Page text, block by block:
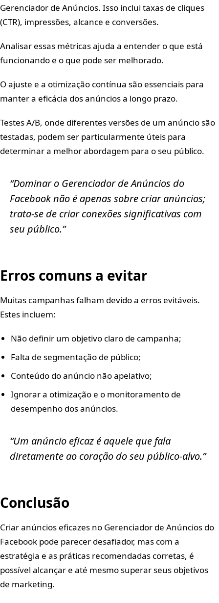
Gerenciador de Anúncios. Isso inclui taxas de cliques
(CTR), impressões, alcance e conversões.
Analisar essas métricas ajuda a entender o que está
funcionando e o que pode ser melhorado.
O ajuste e a otimização contínua são essenciais para
manter a eficácia dos anúncios a longo prazo.
Testes A/B, onde diferentes versões de um anúncio são
testadas, podem ser particularmente úteis para
determinar a melhor abordagem para o seu público.
“Dominar o Gerenciador de Anúncios do
Facebook não é apenas sobre criar anúncios;
trata-se de criar conexões significativas com
seu público.”
Erros comuns a evitar
Muitas campanhas falham devido a erros evitáveis.
Estes incluem:
Não definir um objetivo claro de campanha;
Falta de segmentação de público;
Conteúdo do anúncio não apelativo;
Ignorar a otimização e o monitoramento de
desempenho dos anúncios.
“Um anúncio eficaz é aquele que fala
diretamente ao coração do seu público-alvo.”
Conclusão
Criar anúncios eficazes no Gerenciador de Anúncios do
Facebook pode parecer desafiador, mas com a
estratégia e as práticas recomendadas corretas, é
possível alcançar e até mesmo superar seus objetivos
de marketing.